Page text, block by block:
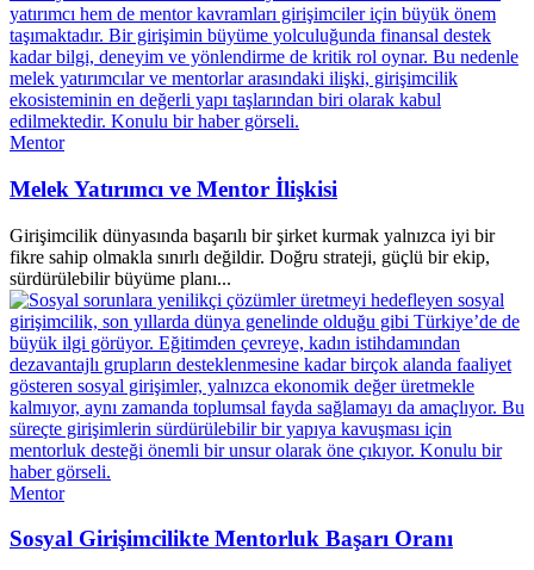
Mentor
Melek Yatırımcı ve Mentor İlişkisi
Girişimcilik dünyasında başarılı bir şirket kurmak yalnızca iyi bir
fikre sahip olmakla sınırlı değildir. Doğru strateji, güçlü bir ekip,
sürdürülebilir büyüme planı...
Mentor
Sosyal Girişimcilikte Mentorluk Başarı Oranı